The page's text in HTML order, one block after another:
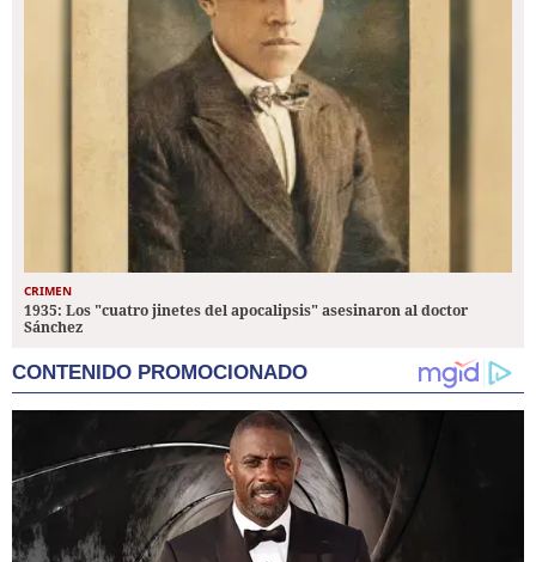
CRIMEN
1935: Los "cuatro jinetes del apocalipsis" asesinaron al doctor
Sánchez
CONTENIDO PROMOCIONADO